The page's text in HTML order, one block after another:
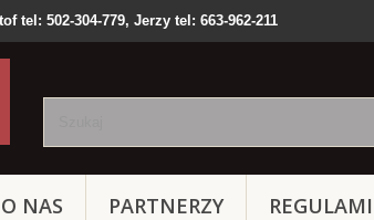
tel: 502-304-779, Jerzy tel: 663-962-211
O NAS PARTNERZY